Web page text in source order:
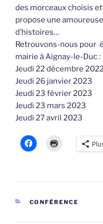
des morceaux choisis
propose une
d’histoires…
Retrouvons-nous pour
mairie à Aignay-le-Duc :
Jeudi 22 décembre 2022
Jeudi 26 janvier 2023
Jeudi 23 février 2023
Jeudi 23 mars 2023
Jeudi 27 avril 2023
CATÉGORIES
CONFÉRENCE